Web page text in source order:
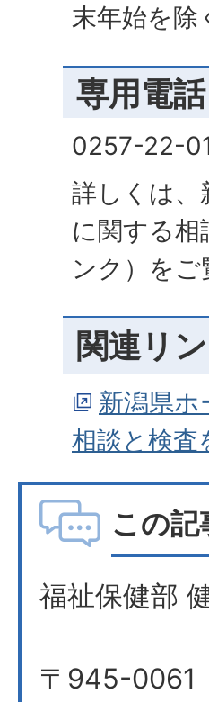
末年始を除
専用電話
0257-22-
詳しくは、
に関する
ンク）をご
関連リ
新潟県
相談と検査
この
福祉保健部
〒945-0061